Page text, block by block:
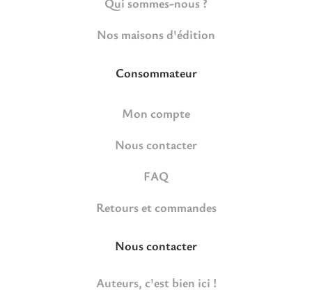
Nos maisons d'édition
Consommateur
Mon compte
Nous contacter
FAQ
Retours et commandes
Nous contacter
Auteurs, c'est bien ici !